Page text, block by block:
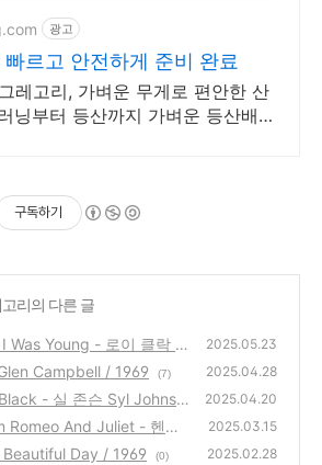
광고
르고 안전하게 준비 완료
레고리, 가벼운 무게로 편안한 산
닝부터 등산까지 가벼운 등산배낭
구독하기
고리의 다른 글
Was Young - 로이 클락 R
2025.05.23
Campbell / 1969 (7) 2025.04.28
- 실 존슨 Syl Johnso
2025.04.20
Romeo And Juliet - 헨리
/ 1969
(0)
2025.03.15
Day / 1969 (0) 2025.02.28